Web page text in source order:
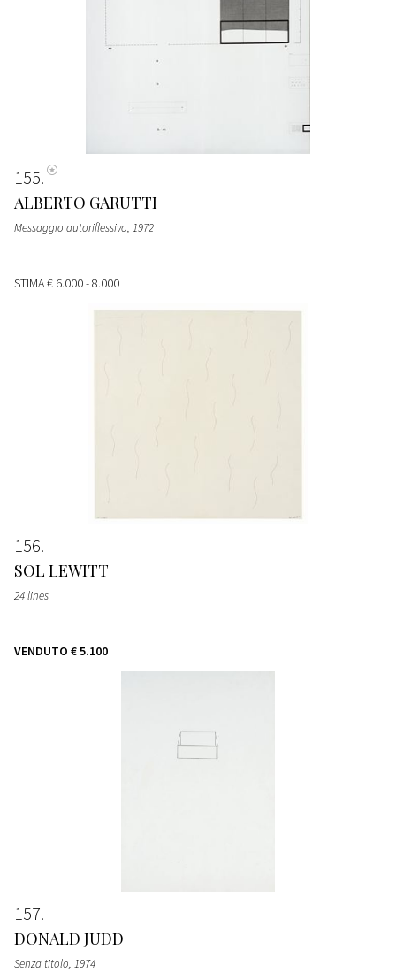
155
ALBERTO GARUTTI
Messaggio autoriflessivo, 1972
STIMA€ 6.000 - 8.000
156
SOL LEWITT
24 lines
VENDUTO € 5.100
157
DONALD JUDD
Senza titolo, 1974